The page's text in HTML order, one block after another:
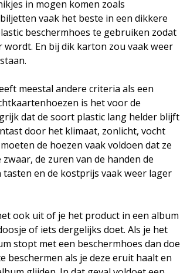
in mogen komen zoals
vaak het beste in een dikkere
beschermhoes te gebruiken zodat
wordt. En bij dik karton zou vaak weer
meestal andere criteria als een
is het voor de
dat de soort plastic lang helder blijft
door het klimaat, zonlicht, vocht
de hoezen vaak voldoen dat ze
de zuren van de handen de
en de kostprijs vaak weer lager
ook uit of je het product in een album
of iets dergelijks doet. Als je het
stopt met een beschermhoes dan doe
beschermen als je deze eruit haalt en